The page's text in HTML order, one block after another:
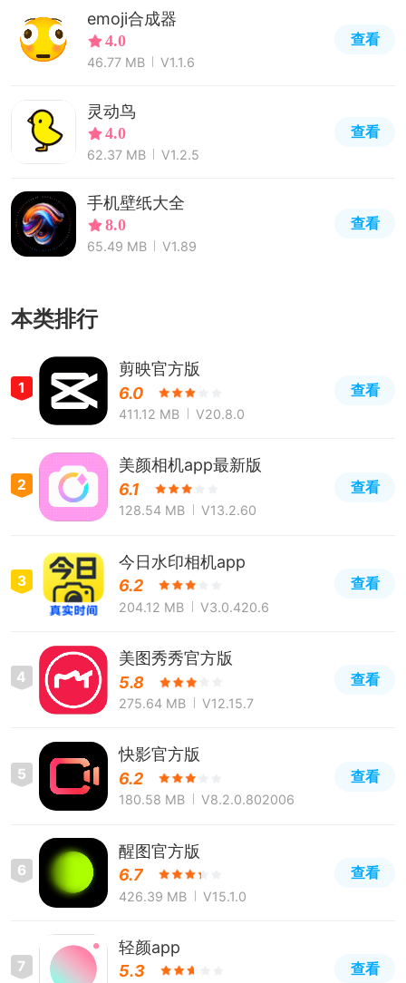
emoji合成器
4.0
46.77 MB V1.1.6
查看
灵动鸟
4.0
62.37 MB V1.2.5
查看
手机壁纸大全
8.0
65.49 MB V1.89
查看
本类排行
1
剪映官方版
6.0
411.12 MB V20.8.0
查看
2
美颜相机app最新版
6.1
128.54 MB V13.2.60
查看
3
今日水印相机app
6.2
204.12 MB V3.0.420.6
查看
4
美图秀秀官方版
5.8
275.64 MB V12.15.7
查看
5
快影官方版
6.2
180.58 MB V8.2.0.802006
查看
6
醒图官方版
6.7
426.39 MB V15.1.0
查看
7
轻颜app
5.3
查看